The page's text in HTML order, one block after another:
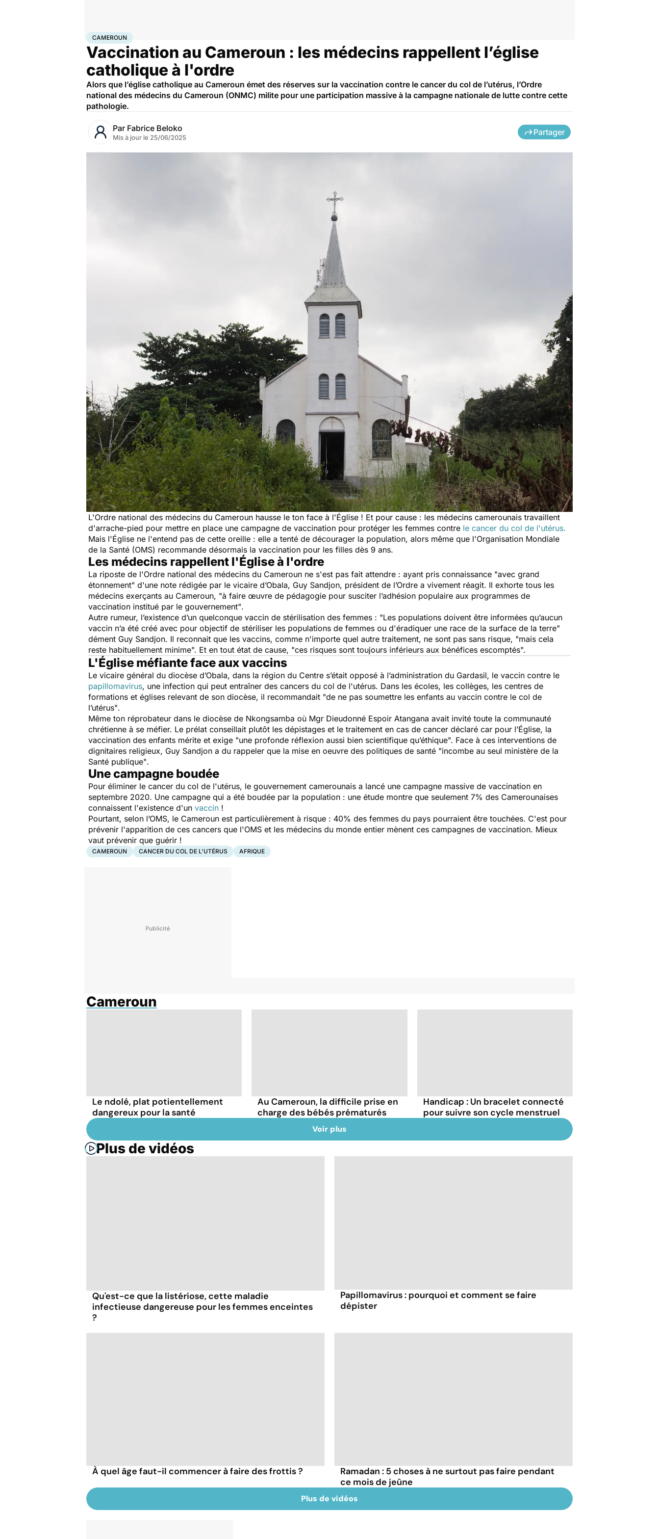
AccueilSantéCameroun
CAMEROUN
Vaccination au Cameroun : les médecins rappellent l’église
catholique à l'ordre
Alors que l’église catholique au Cameroun émet des réserves sur la vaccination contre le cancer du col de l’utérus, l’Ordre
national des médecins du Cameroun (ONMC) milite pour une participation massive à la campagne nationale de lutte contre cette
pathologie.
Par Fabrice Beloko
Mis à jour le 25/06/2025
Partager
L'Ordre national des médecins du Cameroun hausse le ton face à l'Église ! Et pour cause : les médecins camerounais travaillent
d'arrache-pied pour mettre en place une campagne de vaccination pour protéger les femmes contre le cancer du col de l'utérus.
Mais l'Église ne l'entend pas de cette oreille : elle a tenté de décourager la population, alors même que l'Organisation Mondiale
de la Santé (OMS) recommande désormais la vaccination pour les filles dès 9 ans.
Les médecins rappellent l'Église à l'ordre
La riposte de l'Ordre national des médecins du Cameroun ne s'est pas fait attendre : ayant pris connaissance "avec grand
étonnement" d'une note rédigée par le vicaire d’Obala, Guy Sandjon, président de l’Ordre a vivement réagit. Il exhorte tous les
médecins exerçants au Cameroun, "à faire œuvre de pédagogie pour susciter l’adhésion populaire aux programmes de
vaccination institué par le gouvernement".
Autre rumeur, l’existence d’un quelconque vaccin de stérilisation des femmes : "Les populations doivent être informées qu’aucun
vaccin n’a été créé avec pour objectif de stériliser les populations de femmes ou d'éradiquer une race de la surface de la terre"
dément Guy Sandjon. Il reconnait que les vaccins, comme n'importe quel autre traitement, ne sont pas sans risque, "mais cela
reste habituellement minime". Et en tout état de cause, "ces risques sont toujours inférieurs aux bénéfices escomptés".
L'Église méfiante face aux vaccins
Le vicaire général du diocèse d’Obala, dans la région du Centre s’était opposé à l’administration du Gardasil, le vaccin contre le
papillomavirus, une infection qui peut entraîner des cancers du col de l'utérus. Dans les écoles, les collèges, les centres de
formations et églises relevant de son diocèse, il recommandait "de ne pas soumettre les enfants au vaccin contre le col de
l’utérus".
Même ton réprobateur dans le diocèse de Nkongsamba où Mgr Dieudonné Espoir Atangana avait invité toute la communauté
chrétienne à se méfier. Le prélat conseillait plutôt les dépistages et le traitement en cas de cancer déclaré car pour l’Église, la
vaccination des enfants mérite et exige "une profonde réflexion aussi bien scientifique qu’éthique". Face à ces interventions de
dignitaires religieux, Guy Sandjon a du rappeler que la mise en oeuvre des politiques de santé "incombe au seul ministère de la
Santé publique".
Une campagne boudée
Pour éliminer le cancer du col de l'utérus, le gouvernement camerounais a lancé une campagne massive de vaccination en
septembre 2020. Une campagne qui a été boudée par la population : une étude montre que seulement 7% des Camerounaises
connaissent l'existence d'un vaccin !
Pourtant, selon l’OMS, le Cameroun est particulièrement à risque : 40% des femmes du pays pourraient être touchées. C'est pour
prévenir l'apparition de ces cancers que l'OMS et les médecins du monde entier mènent ces campagnes de vaccination. Mieux
vaut prévenir que guérir !
CAMEROUN CANCER DU COL DE L'UTÉRUS AFRIQUE
Cameroun
Le ndolé, plat potientellement
dangereux pour la santé
Au Cameroun, la difficile prise en
charge des bébés prématurés
Handicap : Un bracelet connecté
pour suivre son cycle menstruel
Voir plus
Plus de vidéos
Qu'est-ce que la listériose, cette maladie
infectieuse dangereuse pour les femmes enceintes
?
Papillomavirus : pourquoi et comment se faire
dépister
À quel âge faut-il commencer à faire des frottis ?
Ramadan : 5 choses à ne surtout pas faire pendant
ce mois de jeûne
Plus de vidéos